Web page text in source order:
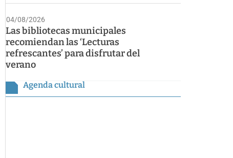
04/08/2026
Las bibliotecas municipales
recomiendan las ‘Lecturas
refrescantes’ para disfrutar del
verano
Agenda cultural